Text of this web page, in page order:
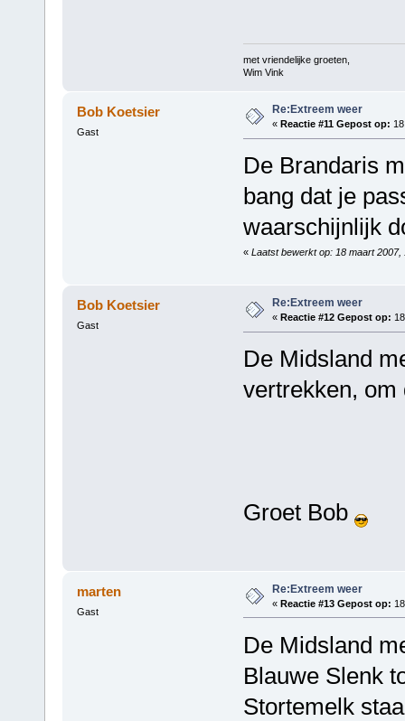
met vriendelijke groeten,
Wim Vink
Bob Koetsier
Gast
Re:Extreem weer
« Reactie #11 Gepost op:
De Brandaris
bang dat je
waarschijnlijk
« Laatst bewerkt op: 18 maart 2007,
Bob Koetsier
Gast
Re:Extreem weer
« Reactie #12 Gepost op:
De Midsland
vertrekken, om
Groet Bob
marten
Gast
Re:Extreem weer
« Reactie #13 Gepost op:
De Midsland
Blauwe Slenk
Stortemelk